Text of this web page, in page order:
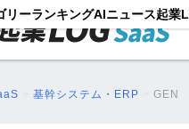
リーランキングAIニュース起業
基幹システム・ERP GEN